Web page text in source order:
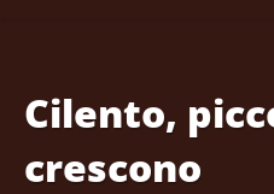
Cilento,
crescono